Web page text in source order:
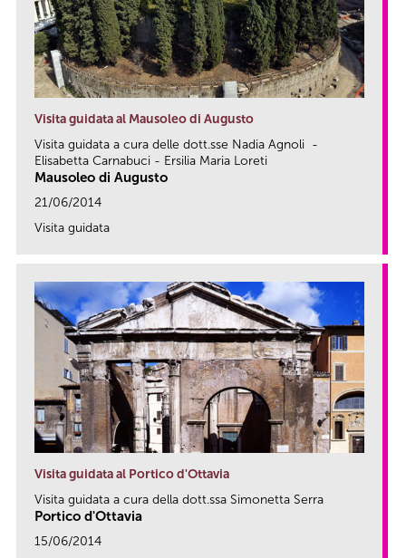
Visita guidata al Mausoleo di Augusto
Visita guidata a cura delle dott.sse Nadia Agnoli -
Elisabetta Carnabuci - Ersilia Maria Loreti
Mausoleo di Augusto
21/06/2014
Visita guidata
Visita guidata al Portico d'Ottavia
Visita guidata a cura della dott.ssa Simonetta Serra
Portico d'Ottavia
15/06/2014